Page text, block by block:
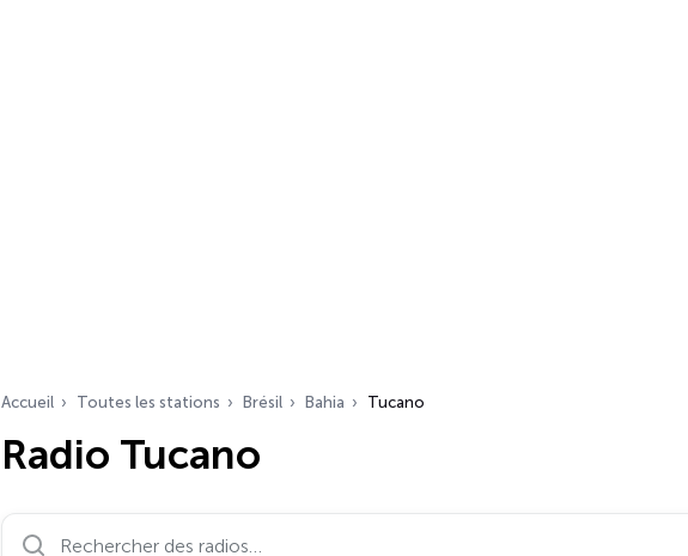
Accueil Toutes les stations Brésil Bahia Tucano
Radio Tucano
Rechercher des radios…